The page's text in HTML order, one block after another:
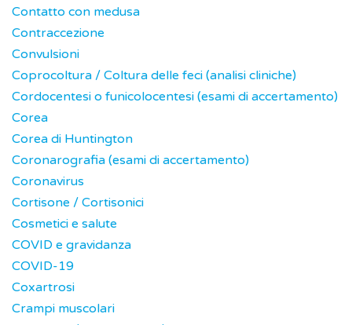
Contatto con medusa
Contraccezione
Convulsioni
Coprocoltura / Coltura delle feci (analisi cliniche)
Cordocentesi o funicolocentesi (esami di accertamento)
Corea
Corea di Huntington
Coronarografia (esami di accertamento)
Coronavirus
Cortisone / Cortisonici
Cosmetici e salute
COVID e gravidanza
COVID-19
Coxartrosi
Crampi muscolari